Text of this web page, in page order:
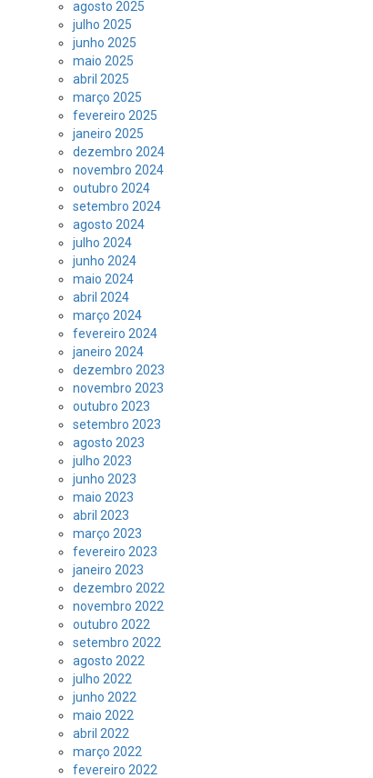
agosto 2025
julho 2025
junho 2025
maio 2025
abril 2025
março 2025
fevereiro 2025
janeiro 2025
dezembro 2024
novembro 2024
outubro 2024
setembro 2024
agosto 2024
julho 2024
junho 2024
maio 2024
abril 2024
março 2024
fevereiro 2024
janeiro 2024
dezembro 2023
novembro 2023
outubro 2023
setembro 2023
agosto 2023
julho 2023
junho 2023
maio 2023
abril 2023
março 2023
fevereiro 2023
janeiro 2023
dezembro 2022
novembro 2022
outubro 2022
setembro 2022
agosto 2022
julho 2022
junho 2022
maio 2022
abril 2022
março 2022
fevereiro 2022